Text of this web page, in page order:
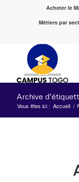
Acheter le
Métiers par
Archive
Vous êtes ici : Accueil /